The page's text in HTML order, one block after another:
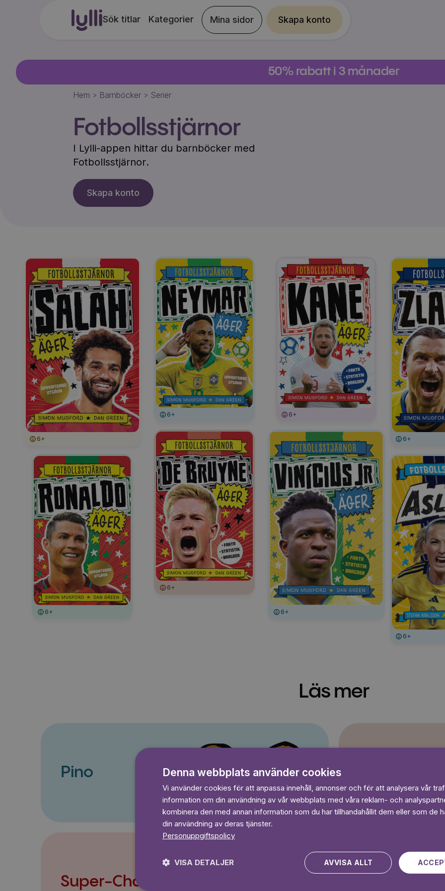
Sök titlar Kategorier Mina sidor Skapa konto
50% rabatt i 3 månader
Hem > Barnböcker > Serier
Fotbollsstjärnor
I Lylli-appen hittar du barnböcker med
Fotbollsstjärnor.
Skapa konto
6+
6+ 6+
6+
6+
6+
6+
6+
Läs mer
Pino
Super-Charlie
Denna webbplats använder cookies
Vi använder cookies för att anpassa innehåll, annonser och för att analysera vår
information om din användning av vår webbplats med våra reklam- och
kombinera den med annan information som du har tillhandahållit dem eller som de
din användning av deras tjänster.
Personuppgiftspolicy
AVVISA ALLT
VISA DETALJER